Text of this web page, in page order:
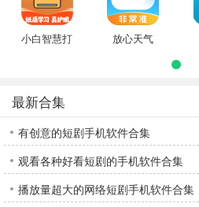
小白智慧打
放心天气
最新合集
有创意的短剧手机软件合集
观看各种好看短剧的手机软件合集
播放量超大的网络短剧手机软件合集